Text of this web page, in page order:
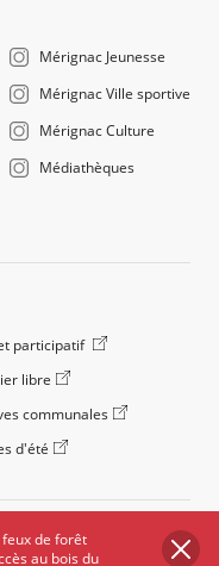
feux de forêt
au bois du
Mérignac Jeunesse
Mérignac Ville sportive
Mérignac Culture
Médiathèques
participatif
libre
communales
d'été
réservés